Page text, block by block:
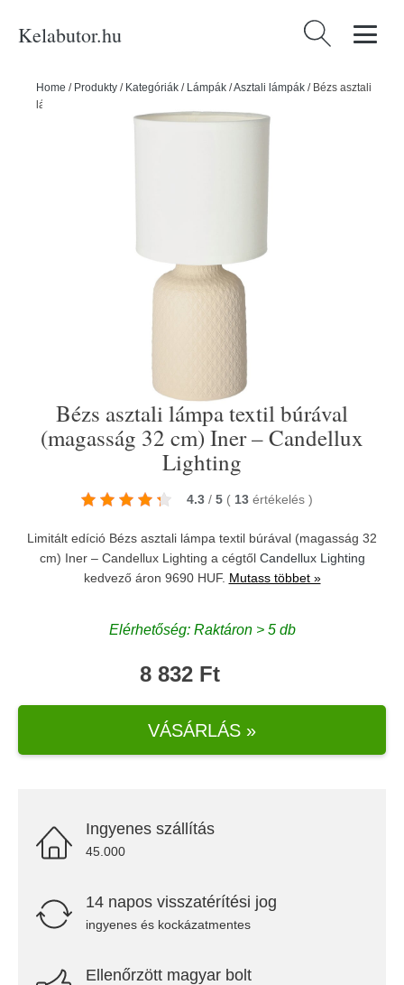
Kelabutor.hu Keresés:
Home / Produkty / Kategóriák / Lámpák /Asztali lámpák / Bézs asztali
lámpa textil búrával (magasság 32 cm) Iner – Candellux Lighting
Bézs asztali lámpa textil búrával
(magasság 32 cm) Iner – Candellux
Lighting
4.3 / 5 ( 13 értékelés )
Limitált edíció Bézs asztali lámpa textil búrával (magasság 32
cm) Iner – Candellux Lighting a cégtől Candellux Lighting
kedvező áron 9690 HUF. Mutass többet »
Elérhetőség: Raktáron > 5 db
8 832 Ft
VÁSÁRLÁS »
Ingyenes szállítás
45.000
14 napos visszatérítési jog
ingyenes és kockázatmentes
Ellenőrzött magyar bolt